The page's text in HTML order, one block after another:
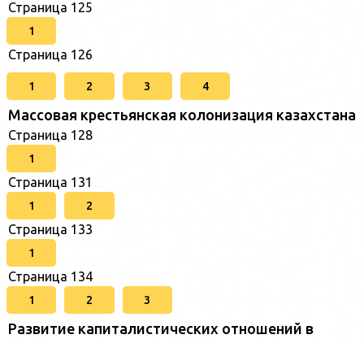
Страница 125
1
Страница 126
1 2 3 4
Массовая крестьянская колонизация казахстана
Страница 128
1
Страница 131
1 2
Страница 133
1
Страница 134
1 2 3
Развитие капиталистических отношений в